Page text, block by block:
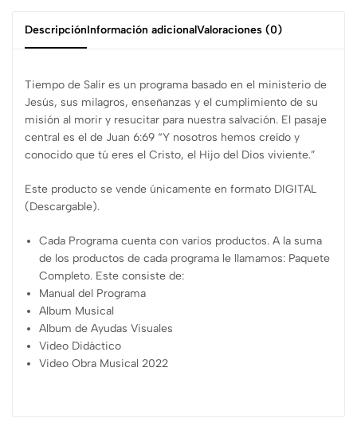
DescripciónInformación adicionalValoraciones (0)
Tiempo de Salir es un programa basado en el ministerio de
Jesús, sus milagros, enseñanzas y el cumplimiento de su
misión al morir y resucitar para nuestra salvación. El pasaje
central es el de Juan 6:69 “Y nosotros hemos creído y
conocido que tú eres el Cristo, el Hijo del Dios viviente.”
Este producto se vende únicamente en formato DIGITAL
(Descargable).
Cada Programa cuenta con varios productos. A la suma
de los productos de cada programa le llamamos: Paquete
Completo. Este consiste de:
Manual del Programa
Album Musical
Album de Ayudas Visuales
Video Didáctico
Video Obra Musical 2022